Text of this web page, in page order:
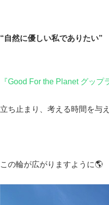
“自然に優しい私でありたい”
『Good For the Planet グップ
立ち止まり、考える時間を与
この輪が広がりますように🌎